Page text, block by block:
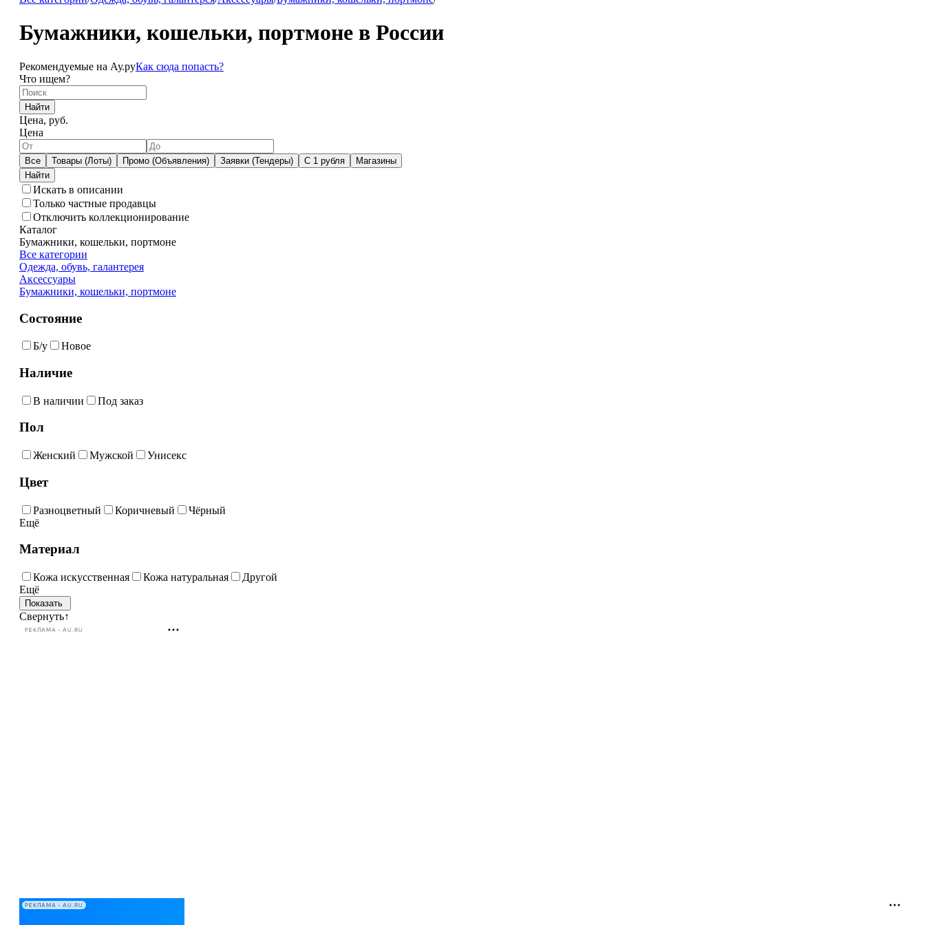
Бумажники, кошельки, портмоне в России
Рекомендуемые на Ау.руКак сюда попасть?
Что ищем?
Найти
Цена, руб.
Цена
Все Товары (Лоты) Промо (Объявления) Заявки (Тендеры) С 1 рубля Магазины
Искать в описании
Только частные продавцы
Отключить коллекционирование
Каталог
Бумажники, кошельки, портмоне
Все категории
Одежда, обувь, галантерея
Аксессуары
Бумажники, кошельки, портмоне
Состояние
Б/у Новое
Наличие
В наличии Под заказ
Пол
Женский Мужской Унисекс
Цвет
Разноцветный Коричневый
Чёрный
Ещё
Материал
Кожа искусственная Кожа натуральная
Другой
Ещё
Свернуть↑
РЕКЛАМА • AU.RU
РЕКЛАМА • AU.RU